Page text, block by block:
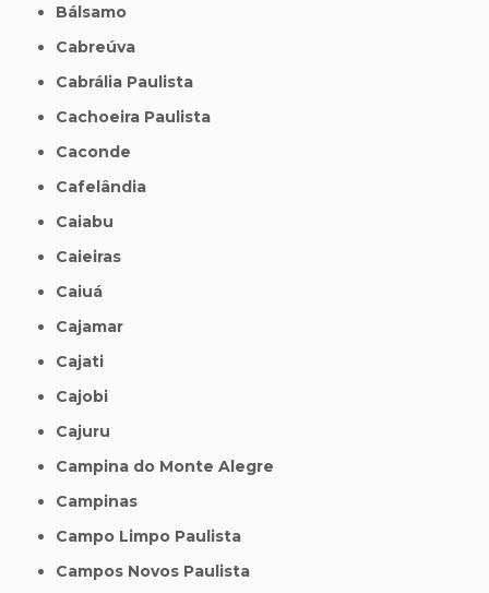
Bálsamo
Cabreúva
Cabrália Paulista
Cachoeira Paulista
Caconde
Cafelândia
Caiabu
Caieiras
Caiuá
Cajamar
Cajati
Cajobi
Cajuru
Campina do Monte Alegre
Campinas
Campo Limpo Paulista
Campos Novos Paulista